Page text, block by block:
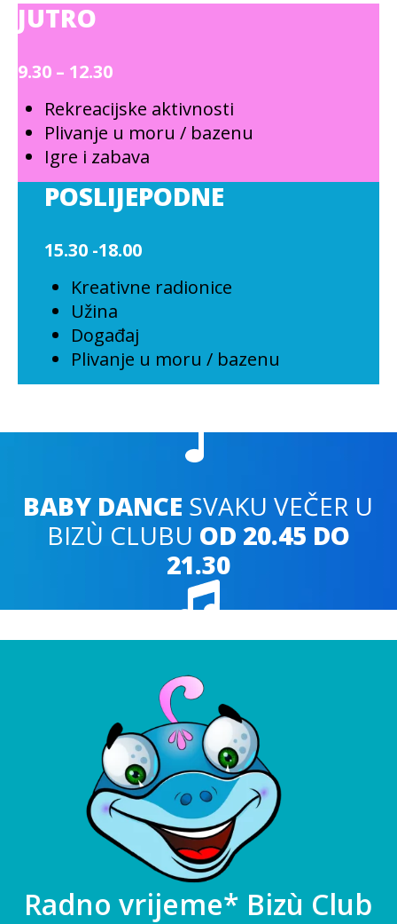
JUTRO
9.30 – 12.30
Rekreacijske aktivnosti
Plivanje u moru / bazenu
Igre i zabava
POSLIJEPODNE
15.30 -18.00
Kreativne radionice
Užina
Događaj
Plivanje u moru / bazenu
BABY DANCE SVAKU VEČER U
BIZÙ CLUBU OD 20.45 DO
21.30
Radno vrijeme* Bizù Club